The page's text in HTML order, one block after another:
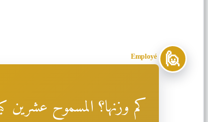
🙋
Employé
كم وزنها؟ المسموح عشرين